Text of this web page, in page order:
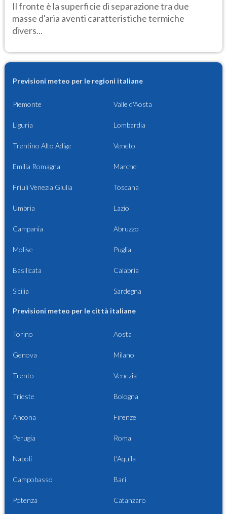
Il fronte è la superficie di separazione tra due
masse d'aria aventi caratteristiche termiche
divers...
Previsioni meteo per le regioni italiane
Piemonte Valle d'Aosta
Liguria Lombardia
Trentino Alto Adige Veneto
Emilia Romagna Marche
Friuli Venezia Giulia Toscana
Umbria Lazio
Campania Abruzzo
Molise Puglia
Basilicata Calabria
Sicilia Sardegna
Previsioni meteo per le città italiane
Torino Aosta
Genova Milano
Trento Venezia
Trieste Bologna
Ancona Firenze
Perugia Roma
Napoli L'Aquila
Campobasso Bari
Potenza Catanzaro